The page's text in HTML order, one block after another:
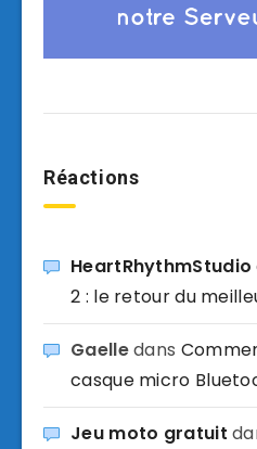
Réactions
HeartRhythmStudio
2 : le retour du
Gaelledans
casque micro
Jeu moto gratuit